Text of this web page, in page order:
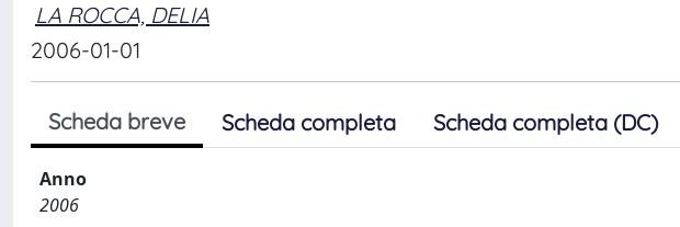
LA ROCCA, DELIA
2006-01-01
Scheda breve Scheda completa Scheda completa (DC)
Anno
2006